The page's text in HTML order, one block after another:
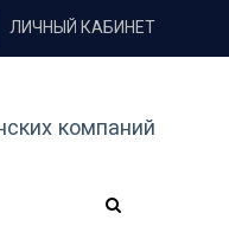
ЛИЧНЫЙ КАБИНЕТ
компаний